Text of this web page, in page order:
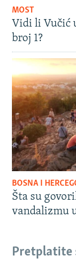
MOST
Vidi li Vučić
broj 1?
BOSNA I
Šta su
vandalizmu
Pretplatite